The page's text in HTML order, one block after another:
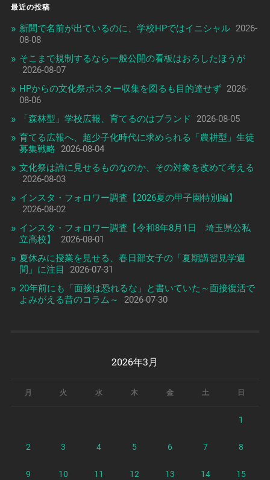
最近の投稿
新聞で名前が出ているのに、学校HPではイニシャル 2026-
08-08
そこまで規制するなら一般公開の看板はおろしたほうが
2026-08-07
HPからの文化祭ポスター収集を図るも目的達せず
2026-
08-06
「森林型」学校広報、育てるのはブランド
2026-08-05
育てる広報へ、超少子化時代に求められる「農耕型」生徒
募集戦略
2026-08-04
文化祭は誰に見せるものなのか、その対象を改めて考える
2026-08-03
インスタ・フォロワー調査【2026夏の甲子園特別編】
2026-08-02
インスタ・フォロワー調査【令和8年8月1日 埼玉県公私
立高校】
2026-08-01
夏休みに授業を見せる、春日部女子の「夏期講習見学週
間」に注目
2026-07-31
20年前にも「面接は恐れるな」と書いていた～面接復活で
よみがえる昔のコラム～
2026-07-30
2026年3月
月 火 水 木 金 土 日
1
2 3 4 5 6 7 8
9 10 11 12 13 14 15